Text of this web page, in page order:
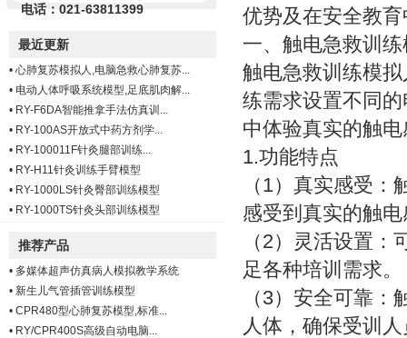
电话：021-63811399
最近更新
• 心肺复苏模拟人,电脑急救心肺复苏...
• 电动人体呼吸系统模型,足底肌肉解...
• RY-F6DA智能推拿手法仿真训...
• RY-100AS开放式中药方剂学...
• RY-100011F针灸腿部训练...
• RY-H11针灸训练手臂模型
• RY-1000LS针灸臀部训练模型
• RY-1000TS针灸头部训练模型
推荐产品
• 多媒体超声仿真病人模拟教学系统
• 新生儿气管插管训练模型
• CPR480型心肺复苏模型,标准...
• RY/CPR400S高级自动电脑...
优势及在安全教
一、触电急救训
触电急救训练模
练需求设置不同
中体验真实的触
1.功能特点
（1）真实感受
感受到真实的触
（2）灵活设置
足各种培训需求。
（3）安全可靠
人体，确保受训